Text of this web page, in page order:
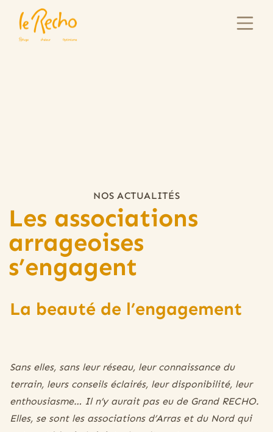
NOS ACTUALITÉS
Les associations
arrageoises
s’engagent
La beauté de l’engagement
Sans elles, sans leur réseau, leur connaissance du
terrain, leurs conseils éclairés, leur disponibilité, leur
enthousiasme… Il n’y aurait pas eu de Grand RECHO.
Elles, se sont les associations d’Arras et du Nord qui